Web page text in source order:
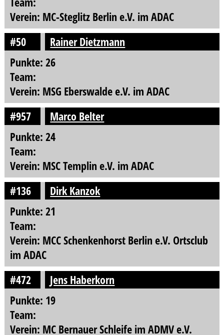
Verein: MC-Steglitz Berlin e.V. im ADAC
#50
Rainer Dietzmann
Punkte: 26
Team:
Verein: MSG Eberswalde e.V. im ADAC
#957
Marco Belter
Punkte: 24
Team:
Verein: MSC Templin e.V. im ADAC
#136
Dirk Kanzok
Punkte: 21
Team:
Verein: MCC Schenkenhorst Berlin e.V. Ortsclub
im ADAC
#472
Jens Haberkorn
Punkte: 19
Team:
Verein: MC Bernauer Schleife im ADMV e.V.